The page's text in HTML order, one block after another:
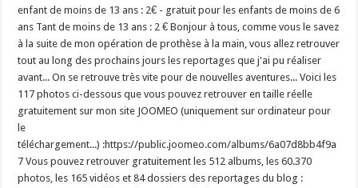
enfant de moins de 13 ans : 2€ - gratuit pour les enfants de moins de 6
ans Tant de moins de 13 ans : 2 € Bonjour à tous, comme vous le savez
à la suite de mon opération de prothèse à la main, vous allez retrouver
tout au long des prochains jours les reportages que j'ai pu réaliser
avant... On se retrouve très vite pour de nouvelles aventures... Voici les
117 photos ci-dessous que vous pouvez retrouver en taille réelle
gratuitement sur mon site JOOMEO (uniquement sur ordinateur pour
le
téléchargement...) :https://public.joomeo.com/albums/6a07d8bb4f9a
7 Vous pouvez retrouver gratuitement les 512 albums, les 60.370
photos, les 165 vidéos et 84 dossiers des reportages du blog :